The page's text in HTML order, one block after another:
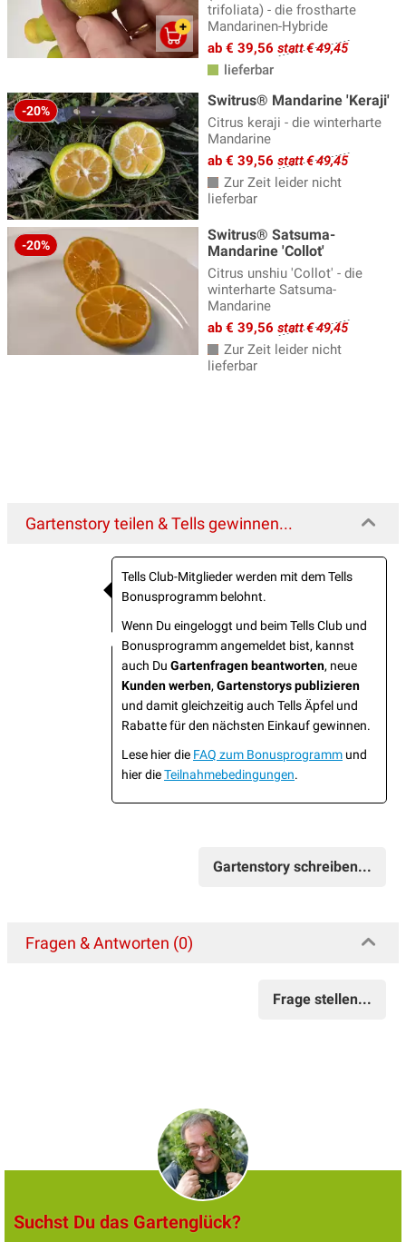
trifoliata) - die frostharte
Mandarinen-Hybride
ab € 39,56 statt € 49,45
lieferbar
-20%
Switrus® Mandarine 'Keraji'
Citrus keraji - die winterharte
Mandarine
ab € 39,56 statt € 49,45
Zur Zeit leider nicht
lieferbar
-20%
Switrus® Satsuma-
Mandarine 'Collot'
Citrus unshiu 'Collot' - die
winterharte Satsuma-
Mandarine
ab € 39,56 statt € 49,45
Zur Zeit leider nicht
lieferbar
Gartenstory teilen & Tells gewinnen...
Tells Club-Mitglieder werden mit dem Tells
Bonusprogramm belohnt.
Wenn Du eingeloggt und beim Tells Club und
Bonusprogramm angemeldet bist, kannst
auch Du Gartenfragen beantworten, neue
Kunden werben, Gartenstorys publizieren
und damit gleichzeitig auch Tells Äpfel und
Rabatte für den nächsten Einkauf gewinnen.
Lese hier die FAQ zum Bonusprogramm und
hier dieTeilnahmebedingungen.
Gartenstory schreiben...
Fragen & Antworten (0)
Frage stellen...
Suchst Du das Gartenglück?